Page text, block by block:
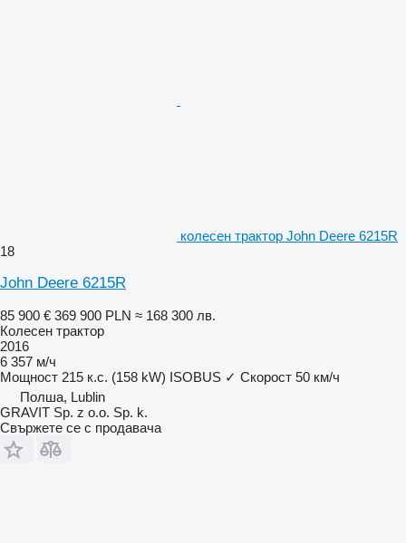
колесен трактор John Deere 6215R
18
John Deere 6215R
85 900 € 369 900 PLN ≈ 168 300 лв.
Колесен трактор
2016
6 357 м/ч
Мощност 215 к.с. (158 kW) ISOBUS ✓ Скорост 50 км/ч
Полша, Lublin
GRAVIT Sp. z o.o. Sp. k.
Свържете се с продавача